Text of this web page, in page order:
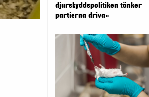
djurskyddspolitiken tänker
partierna driva»